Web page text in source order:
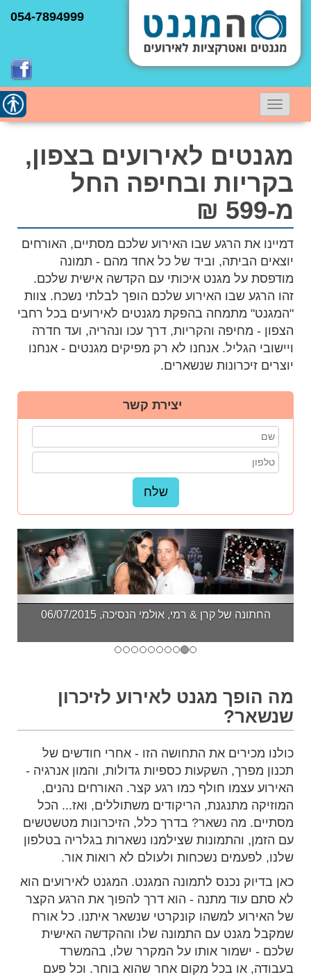
054-7894999
תפריט
ניווט
מגנטים לאירועים בצפון,
בקריות ובחיפה החל
מ-599 ₪
דמיינו את הרגע שבו האירוע שלכם מסתיים, האורחים
יוצאים הביתה, וביד של כל אחד מהם - תמונה
מודפסת על מגנט איכותי עם הקדשה אישית שלכם.
זהו הרגע שבו האירוע שלכם הופך לבלתי נשכח. צוות
"המגנט" מתמחה בהפקת מגנטים לאירועים בכל רחבי
הצפון - מחיפה והקריות, דרך עכו ונהריה, ועד חדרה
ויישובי הגליל. אנחנו לא רק מפיקים מגנטים - אנחנו
יוצרים זיכרונות שנשארים.
יצירת קשר
החתונה של קרן & רמי, אולמי הנסיכה, 06/07/2015
מה הופך מגנט לאירוע לזיכרון
שנשאר?
כולנו מכירים את התחושה הזו - אחרי חודשים של
תכנון מפרך, השקעות כספיות גדולות, והמון אנרגיה -
האירוע עצמו חולף כמו רגע קצר. האורחים נהנים,
המוזיקה מתנגנת, הריקודים משתוללים, ואז... הכל
מסתיים. מה נשאר? בדרך כלל, הזיכרונות מטשטשים
עם הזמן, והתמונות שצילמנו נשארות בגלריה בטלפון
שלנו, לפעמים נשכחות ולעולם לא רואות אור.
כאן בדיוק נכנס לתמונה המגנט. המגנט לאירועים הוא
לא סתם עוד מתנה - הוא דרך להפוך את הרגע הקצר
של האירוע למשהו קונקרטי שנשאר איתנו. כל אורח
שמקבל מגנט עם התמונה שלו וההקדשה האישית
שלכם - ישמור אותו על המקרר שלו, בהמשרד
בעבודה, או בכל מקום אחר שהוא בוחר. וכל פעם